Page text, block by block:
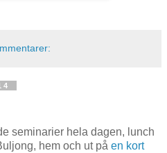
seminarier hela dagen, lunch
hem och ut på en kort